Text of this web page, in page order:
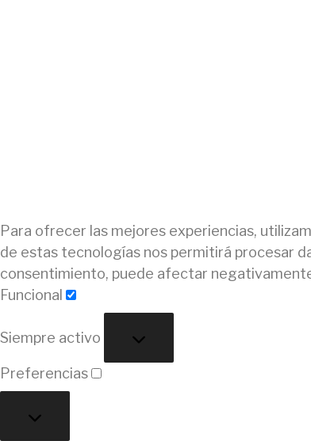
Para ofrecer las mejores experiencias,
de estas tecnologías nos permitirá procesar
consentimiento, puede afectar
Funcional
Siempre activo
Preferencias